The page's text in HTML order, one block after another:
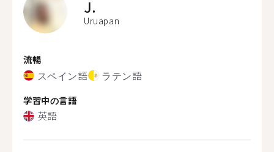
J.
Uruapan
流暢
スペイン語 ラテン語
学習中の言語
英語